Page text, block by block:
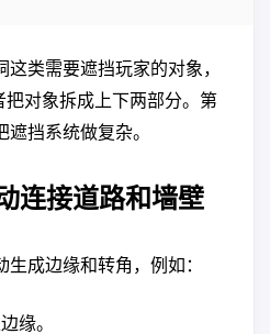
类需要遮挡玩家的对象，
把对象拆成上下两部分。第
挡系统做复杂。
连接道路和墙壁
成边缘和转角，例如：
缘。